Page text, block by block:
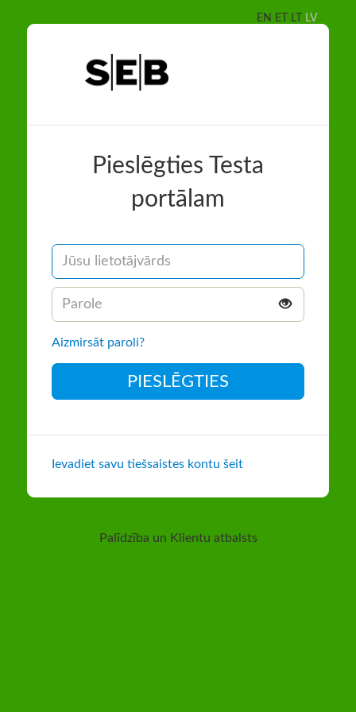
EN ET LT LV
Pieslēgties Testa
portālam
Username
Parole
Aizmirsāt paroli?
PIESLĒGTIES
Ievadiet savu tiešsaistes kontu šeit
Palīdzība un Klientu atbalsts